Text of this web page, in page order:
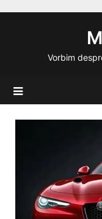
Vorbim